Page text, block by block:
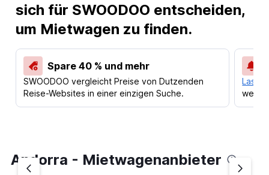
sich für SWOODOO entscheiden,
um Mietwagen zu finden.
Spare 40 % und mehr
SWOODOO vergleicht Preise von Dutzenden
Reise-Websites in einer einzigen Suche.
Lass
Andorra - Mietwagenanbieter